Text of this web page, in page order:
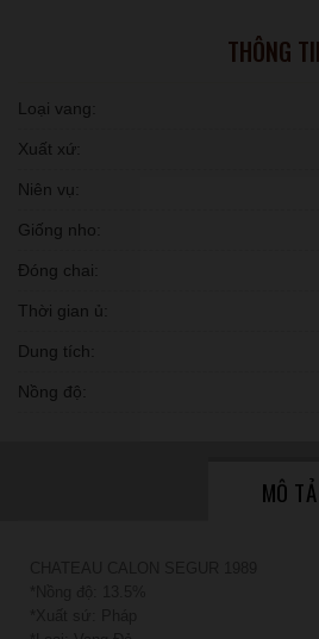
THÔNG
Loại vang:
Xuất xứ:
Niên vụ:
Giống nho:
Đóng chai:
Thời gian ủ:
Dung tích:
Nồng độ:
MÔ TẢ